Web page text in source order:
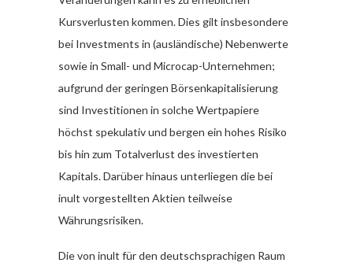
Kursverlusten kommen. Dies gilt insbesondere
bei Investments in (ausländische) Nebenwerte
sowie in Small- und Microcap-Unternehmen;
aufgrund der geringen Börsenkapitalisierung
sind Investitionen in solche Wertpapiere
höchst spekulativ und bergen ein hohes Risiko
bis hin zum Totalverlust des investierten
Kapitals. Darüber hinaus unterliegen die bei
inult vorgestellten Aktien teilweise
Währungsrisiken.
Die von inult für den deutschsprachigen Raum